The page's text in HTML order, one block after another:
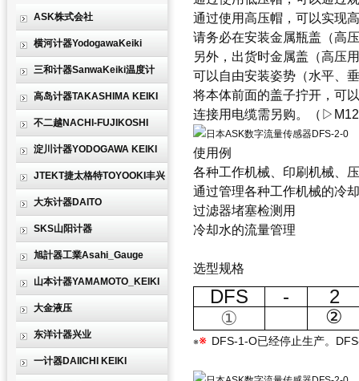
ASK株式会社
横河计器YodogawaKeiki
三和计器SanwaKeiki温度计
高岛计器TAKASHIMA KEIKI
不二越NACHI-FUJIKOSHI
淀川计器YODOGAWA KEIKI
JTEKT捷太格特TOYOOKI丰兴
大东计器DAITO
SKS山阳计器
旭計器工業Asahi_Gauge
山本计器YAMAMOTO_KEIKI
大金液压
东洋计器兴业
一计器DAIICHI KEIKI
通过使用高压帽，可以实现
请务必在安装金属瓶盖（高
另外，出货时金属盖（高压
可以自由安装姿势（水平、
将本体前面的盖子拧开，可
连接用电缆需另购。（
使用例
各种工作机械、印刷机械、
通过管理各种工作机械的冷
过滤器堵塞检测用
冷却水的流量管理
选型规格
DFS -
2
①
②
※※ DFS-1-O已经停止生产。